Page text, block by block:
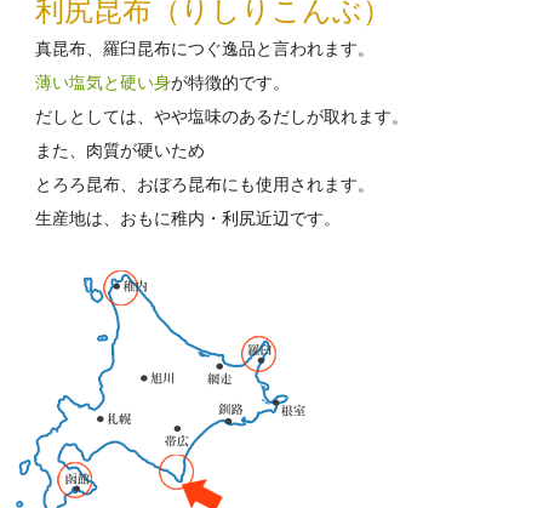
利尻昆布（りしりこんぶ）
真昆布、羅臼昆布につぐ逸品と言われます。
薄い塩気と硬い身が特徴的です。
だしとしては、やや塩味のあるだしが取れます。
また、肉質が硬いため
とろろ昆布、おぼろ昆布にも使用されます。
生産地は、おもに稚内・利尻近辺です。